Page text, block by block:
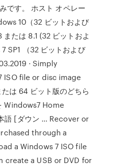
です。 ホスト オペレー
10（32 ビットおよび
たは 8.1 (32 ビットおよ
SP1 （32 ビットおよび
· Simply
ISO file or disc image
は 64 ビット版のどちら
Windows7 Home
語 [ダウン … Recover or
through a
a Windows 7 ISO file
create a USB or DVD for